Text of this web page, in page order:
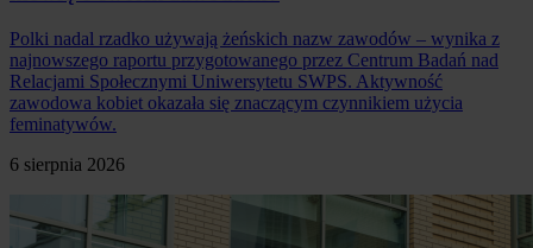
Polki nadal rzadko używają żeńskich nazw zawodów – wynika z
najnowszego raportu przygotowanego przez Centrum Badań nad
Relacjami Społecznymi Uniwersytetu SWPS. Aktywność
zawodowa kobiet okazała się znaczącym czynnikiem użycia
feminatywów.
6 sierpnia 2026